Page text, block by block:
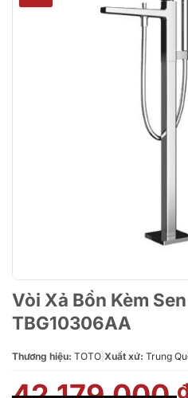
Vòi Xả Bồn Kèm
TBG10306AA
Thương hiệu: TOTO Xuất xứ: Trung